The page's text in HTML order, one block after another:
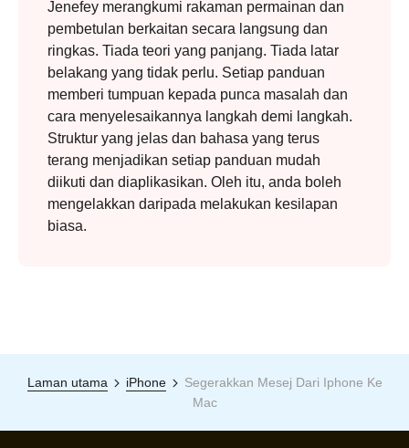
Jenefey merangkumi rakaman permainan dan
pembetulan berkaitan secara langsung dan
ringkas. Tiada teori yang panjang. Tiada latar
belakang yang tidak perlu. Setiap panduan
memberi tumpuan kepada punca masalah dan
cara menyelesaikannya langkah demi langkah.
Struktur yang jelas dan bahasa yang terus
terang menjadikan setiap panduan mudah
diikuti dan diaplikasikan. Oleh itu, anda boleh
mengelakkan daripada melakukan kesilapan
biasa.
Laman utama iPhone
Segerakkan Mesej Dari Iphone Ke
Mac